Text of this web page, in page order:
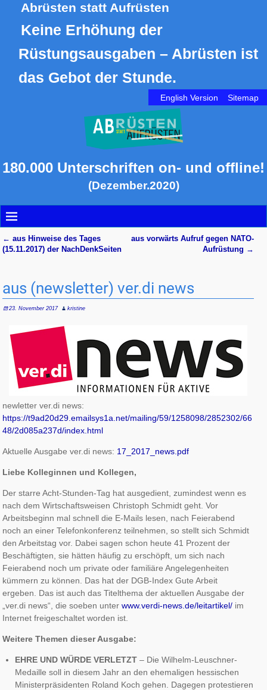
Abrüsten statt Aufrüsten
Keine Erhöhung der
Rüstungsausgaben – Abrüsten ist
das Gebot der Stunde.
English Version Sitemap
180.000 Unterschriften on- und offline!
(Dezember.2020)
Artikelnavigation
← aus Hinweise des Tages
(15.11.2017) der NachDenkSeiten
aus vorwärts Aufruf gegen NATO-
Aufrüstung →
aus (newsletter) ver.di news
23. November 2017 kristine
newletter ver.di news:
https://t9ad20d29.emailsys1a.net/mailing/59/1258098/2852302/66
48/2d085a237d/index.html
Aktuelle Ausgabe ver.di news: 17_2017_news.pdf
Liebe Kolleginnen und Kollegen,
Der starre Acht-Stunden-Tag hat ausgedient, zumindest wenn es
nach dem Wirtschaftsweisen Christoph Schmidt geht. Vor
Arbeitsbeginn mal schnell die E-Mails lesen, nach Feierabend
noch an einer Telefonkonferenz teilnehmen, so stellt sich Schmidt
den Arbeitstag vor. Dabei sagen schon heute 41 Prozent der
Beschäftigten, sie hätten häufig zu erschöpft, um sich nach
Feierabend noch um private oder familiäre Angelegenheiten
kümmern zu können. Das hat der DGB-Index Gute Arbeit
ergeben. Das ist auch das Titelthema der aktuellen Ausgabe der
„ver.di news“, die soeben unterwww.verdi-news.de/leitartikel/ im
Internet freigeschaltet worden ist.
Weitere Themen dieser Ausgabe:
EHRE UND WÜRDE VERLETZT – Die Wilhelm-Leuschner-
Medaille soll in diesem Jahr an den ehemaligen hessischen
Ministerpräsidenten Roland Koch gehen. Dagegen protestieren